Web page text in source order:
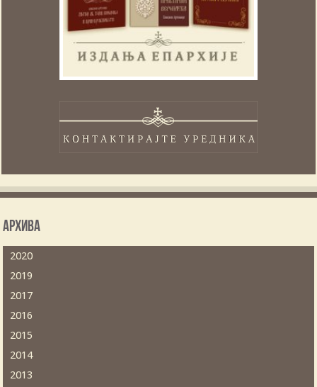
Архива
2020
2019
2017
2016
2015
2014
2013